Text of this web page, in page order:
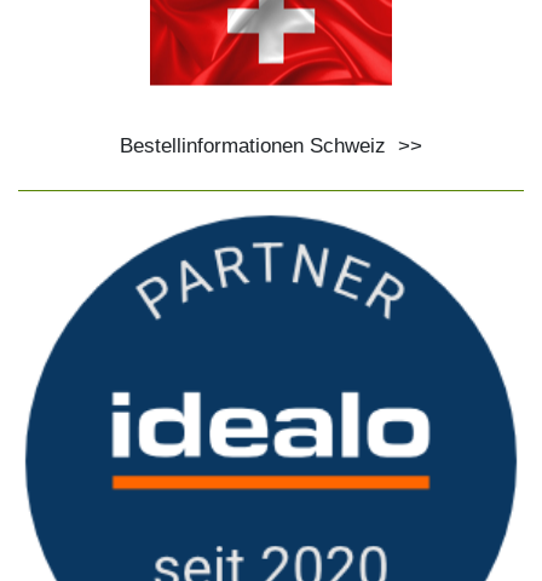
Bestellinformationen Schweiz >>